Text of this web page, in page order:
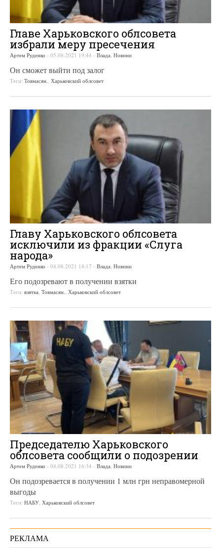
Главе Харьковского облсовета
избрали меру пресечения
Артем Руденко - 05.08.2021 19:44 - Влада, Новини
Он сможет выйти под залог
Теги: Товмасян., Харьковский облсовет
Главу Харьковского облсовета
исключили из фракции «Слуга
народа»
Артем Руденко - 04.08.2021 18:17 - Влада Новини
Его подозревают в получении взятки
Теги: взятка Товмасян. Харьковский облсовет
Председателю Харьковского
облсовета сообщили о подозрении
Артем Руденко - 04.08.2021 16:34 - Влада, Новини
Он подозревается в получении 1 млн грн неправомерной
выгоды
Теги: НАБУ, Харьковский облсовет
РЕКЛАМА